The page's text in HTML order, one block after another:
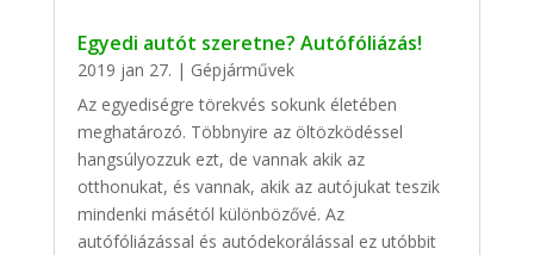
Egyedi autót szeretne? Autófóliázás!
2019 jan 27. | Gépjárművek
Az egyediségre törekvés sokunk életében
meghatározó. Többnyire az öltözködéssel
hangsúlyozzuk ezt, de vannak akik az
otthonukat, és vannak, akik az autójukat teszik
mindenki másétól különbözővé. Az
autófóliázással és autódekorálással ez utóbbit